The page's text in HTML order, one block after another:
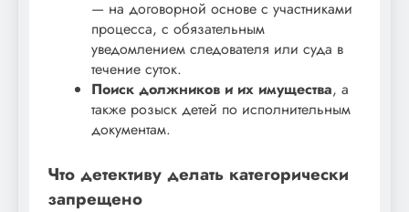
— на договорной основе с участниками
процесса, с обязательным
уведомлением следователя или суда в
течение суток.
Поиск должников и их имущества, а
также розыск детей по исполнительным
документам.
Что детективу делать категорически
запрещено